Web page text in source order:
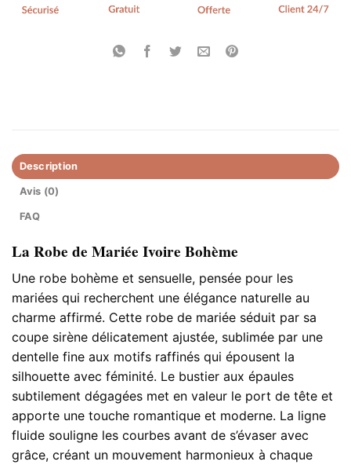
Description
Avis (0)
FAQ
La Robe de Mariée Ivoire Bohème
Une robe bohème et sensuelle, pensée pour les
mariées qui recherchent une élégance naturelle au
charme affirmé. Cette robe de mariée séduit par sa
coupe sirène délicatement ajustée, sublimée par une
dentelle fine aux motifs raffinés qui épousent la
silhouette avec féminité. Le bustier aux épaules
subtilement dégagées met en valeur le port de tête et
apporte une touche romantique et moderne. La ligne
fluide souligne les courbes avant de s’évaser avec
grâce, créant un mouvement harmonieux à chaque